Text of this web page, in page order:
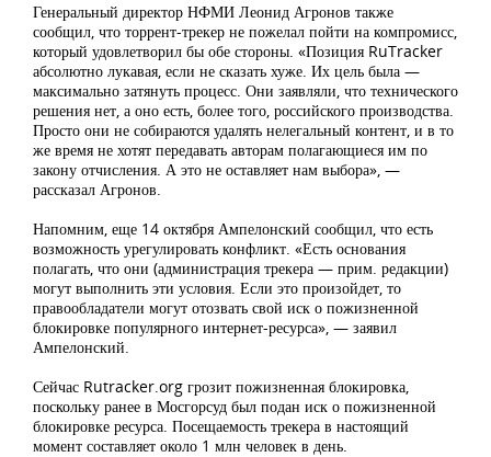
Генеральный директор НФМИ Леонид Агронов также
сообщил, что торрент-трекер не пожелал пойти на компромисс,
который удовлетворил бы обе стороны. «Позиция RuTracker
абсолютно лукавая, если не сказать хуже. Их цель была —
максимально затянуть процесс. Они заявляли, что технического
решения нет, а оно есть, более того, российского производства.
Просто они не собираются удалять нелегальный контент, и в то
же время не хотят передавать авторам полагающиеся им по
закону отчисления. А это не оставляет нам выбора», —
рассказал Агронов.
Напомним, еще 14 октября Ампелонский сообщил, что есть
возможность урегулировать конфликт. «Есть основания
полагать, что они (администрация трекера — прим. редакции)
могут выполнить эти условия. Если это произойдет, то
правообладатели могут отозвать свой иск о пожизненной
блокировке популярного интернет-ресурса», — заявил
Ампелонский.
Сейчас Rutracker.org грозит пожизненная блокировка,
поскольку ранее в Мосгорсуд был подан иск о пожизненной
блокировке ресурса. Посещаемость трекера в настоящий
момент составляет около 1 млн человек в день.